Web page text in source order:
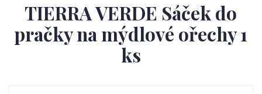
TIERRA VERDE Sáček do
pračky na mýdlové ořechy 1
ks